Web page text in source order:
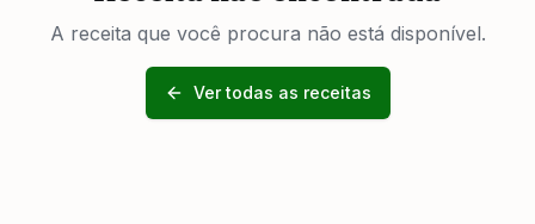
A receita que você procura não está disponível.
Ver todas as receitas